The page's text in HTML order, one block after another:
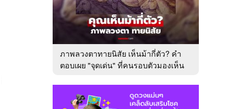
ภาพลวงตาทายนิสัย เห็นม้ากี่ตัว? คำ
ตอบเผย "จุดเด่น" ที่คนรอบตัวมองเห็น